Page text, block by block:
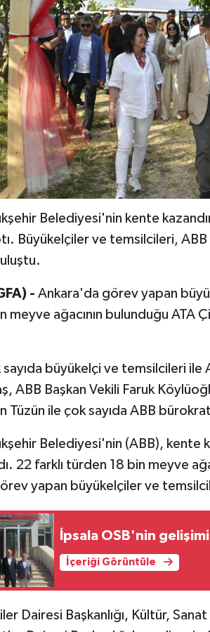
Belediyesi'nin kente
Büyükelçiler ve temsilcileri,
- Ankara'da görev yapan
meyve ağacının bulunduğu ATA
büyükelçi ve temsilcileri ile
ABB Başkan Vekili Faruk
Tüzün ile çok sayıda ABB
Belediyesi'nin (ABB), kente
22 farklı türden 18 bin meyve
yapan büyükelçiler ve
İpsala OSB'nin
İçeriği Görüntüle
Dairesi Başkanlığı, Kültür,